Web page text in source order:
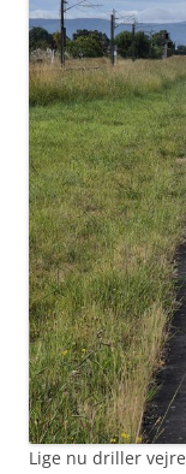
Lige nu driller